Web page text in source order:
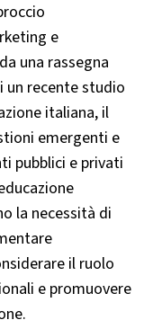
e
una rassegna
recente studio
italiana, il
emergenti e
pubblici e privati
la necessità di
il ruolo
e promuovere